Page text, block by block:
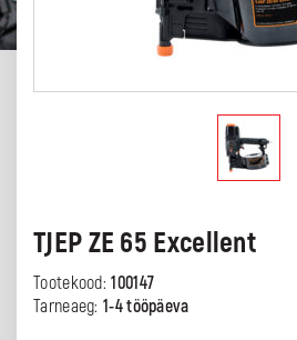
TJEP ZE 65 Excellent
Tootekood:100147
Tarneaeg: 1-4 tööpäeva